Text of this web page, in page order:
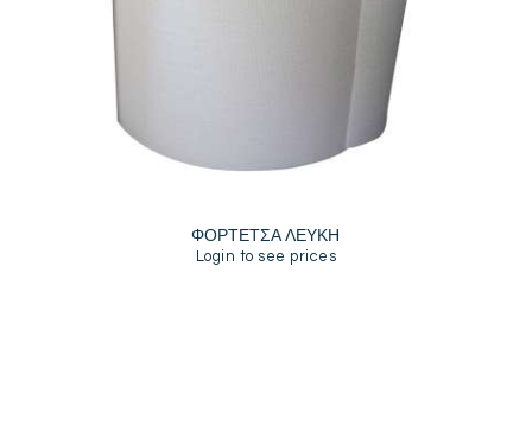
ΦΟΡΤΕΤΣΑ ΛΕΥΚΗ
Login to see prices